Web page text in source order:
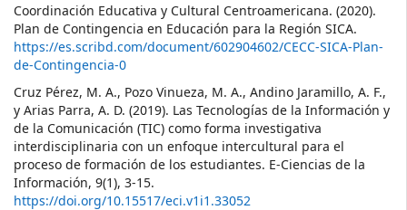
Coordinación Educativa y Cultural Centroamericana. (2020).
Plan de Contingencia en Educación para la Región SICA.
https://es.scribd.com/document/602904602/CECC-SICA-Plan-
de-Contingencia-0
Cruz Pérez, M. A., Pozo Vinueza, M. A., Andino Jaramillo, A. F.,
y Arias Parra, A. D. (2019). Las Tecnologías de la Información y
de la Comunicación (TIC) como forma investigativa
interdisciplinaria con un enfoque intercultural para el
proceso de formación de los estudiantes. E-Ciencias de la
Información, 9(1), 3-15.
https://doi.org/10.15517/eci.v1i1.33052